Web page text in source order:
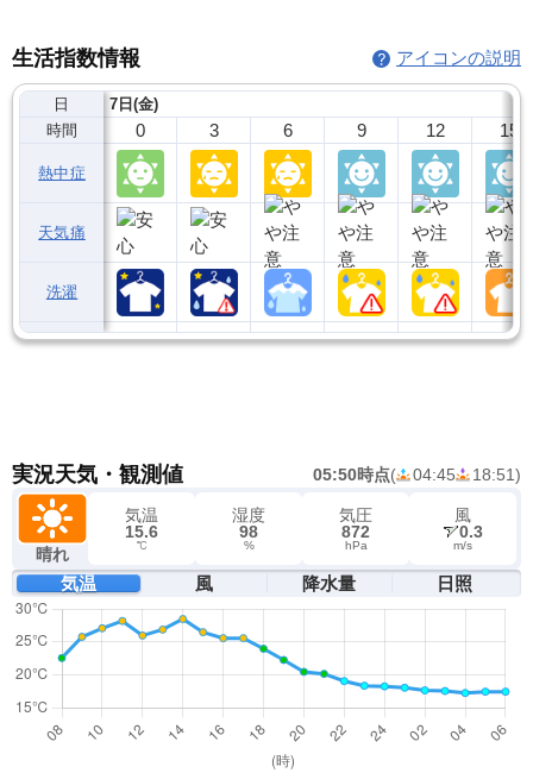
生活指数情報 アイコンの説明
日
時間
熱中症
天気痛
洗濯
7日(金)
0 3 6 9 12 15
実況天気・観測値 05:50時点( 04:45 18:51)
晴れ
気温
15.6
℃
湿度
98
%
気圧
872
hPa
風
0.3
m/s
気温 風 降水量 日照